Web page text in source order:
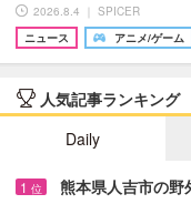
2026.8.4 ｜ SPICER
ニュース
アニメ/ゲーム
人気記事ランキング
Daily
1 位 熊本県人吉市の